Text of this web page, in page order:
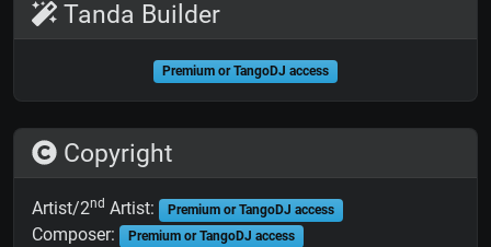
Tanda Builder
Premium or TangoDJ access
Copyright
Artist/2nd Artist: Premium or TangoDJ access
Composer: Premium or TangoDJ access